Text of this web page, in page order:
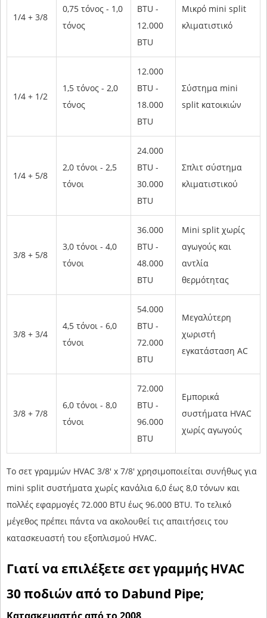
1/4 + 3/8
0,75 τόνος - 1,0
τόνος
BTU -
12.000
BTU
Μικρό mini split
κλιματιστικό
1/4 + 1/2
1,5 τόνος - 2,0
τόνος
12.000
BTU -
18.000
BTU
Σύστημα mini
split κατοικιών
1/4 + 5/8
2,0 τόνοι - 2,5
τόνοι
24.000
BTU -
30.000
BTU
Σπλιτ σύστημα
κλιματιστικού
3/8 + 5/8
3,0 τόνοι - 4,0
τόνοι
36.000
BTU -
48.000
BTU
Mini split χωρίς
αγωγούς και
αντλία
θερμότητας
3/8 + 3/4
4,5 τόνοι - 6,0
τόνοι
54.000
BTU -
72.000
BTU
Μεγαλύτερη
χωριστή
εγκατάσταση AC
3/8 + 7/8
6,0 τόνοι - 8,0
τόνοι
72.000
BTU -
96.000
BTU
Εμπορικά
συστήματα HVAC
χωρίς αγωγούς
Το σετ γραμμών HVAC 3/8' x 7/8' χρησιμοποιείται συνήθως για
mini split συστήματα χωρίς κανάλια 6,0 έως 8,0 τόνων και
πολλές εφαρμογές 72.000 BTU έως 96.000 BTU. Το τελικό
μέγεθος πρέπει πάντα να ακολουθεί τις απαιτήσεις του
κατασκευαστή του εξοπλισμού HVAC.
Γιατί να επιλέξετε σετ γραμμής HVAC
30 ποδιών από το Dabund Pipe;